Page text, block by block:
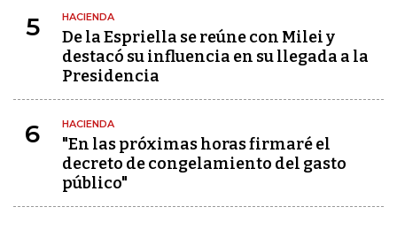
5 HACIENDA
De la Espriella se reúne con Milei y
destacó su influencia en su llegada a la
Presidencia
6 HACIENDA
"En las próximas horas firmaré el
decreto de congelamiento del gasto
público"